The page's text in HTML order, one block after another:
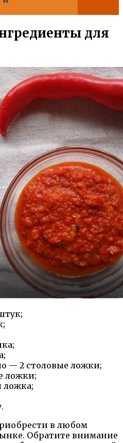
для
— 2 столовые ложки;
ложки;
ложка;
в любом
Обратите внимание